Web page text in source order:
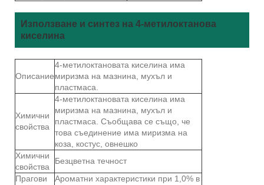
Използване и синтез на 4-метилоктанова
киселина
Описание
4-метилоктановата киселина има
миризма на мазнина, мухъл и
пластмаса.
Химични
свойства
4-метилоктановата киселина има
миризма на мазнина, мухъл и
пластмаса. Съобщава се също, че
това съединение има миризма на
коза, костус, овнешко
Химични
свойства
Безцветна течност
Прагови
Ароматни характеристики при 1,0% в